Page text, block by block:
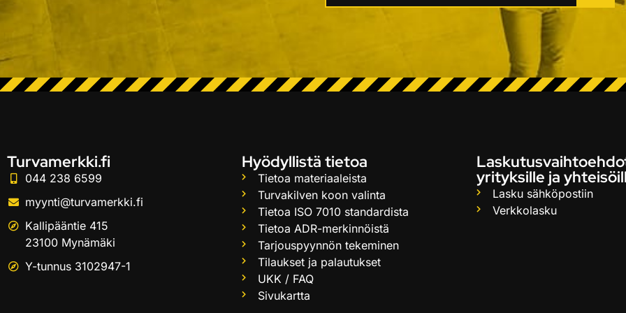
Turvamerkki.fi
044 238 6599
myynti@turvamerkki.fi
Kallipääntie 415
23100 Mynämäki
Y-tunnus 3102947-1
Hyödyllistä tietoa
Tietoa materiaaleista
Turvakilven koon valinta
Tietoa ISO 7010 standardista
Tietoa ADR-merkinnöistä
Tarjouspyynnön tekeminen
Tilaukset ja palautukset
UKK / FAQ
Sivukartta
yrityksille ja
Lasku sähköpostiin
Verkkolasku